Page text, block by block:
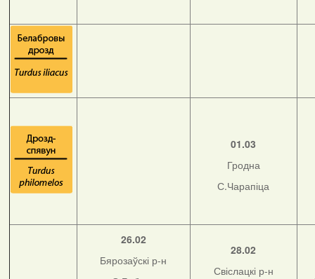
01.03
Гродна
С.Чарапіца
26.02
Бярозаўскі р-н
28.02
Свіслацкі р-н